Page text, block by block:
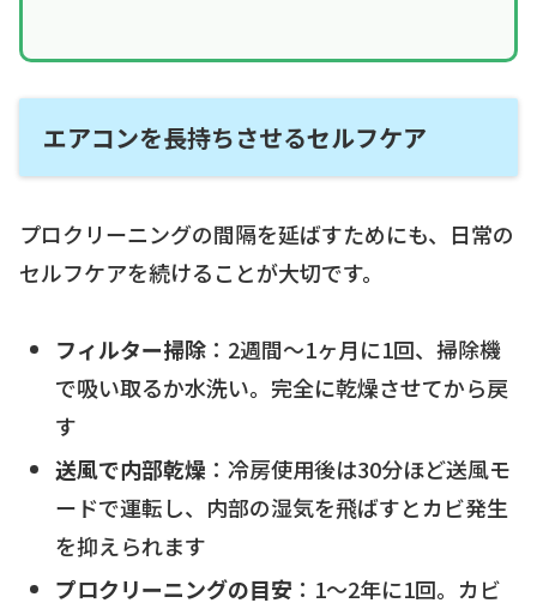
エアコンを長持ちさせるセルフケア
プロクリーニングの間隔を延ばすためにも、日常の
セルフケアを続けることが大切です。
フィルター掃除：2週間〜1ヶ月に1回、掃除機
で吸い取るか水洗い。完全に乾燥させてから戻
す
送風で内部乾燥 ：冷房使用後は30分ほど送風モ
ードで運転し、内部の湿気を飛ばすとカビ発生
を抑えられます
プロクリーニングの目安 ：1〜2年に1回。カビ